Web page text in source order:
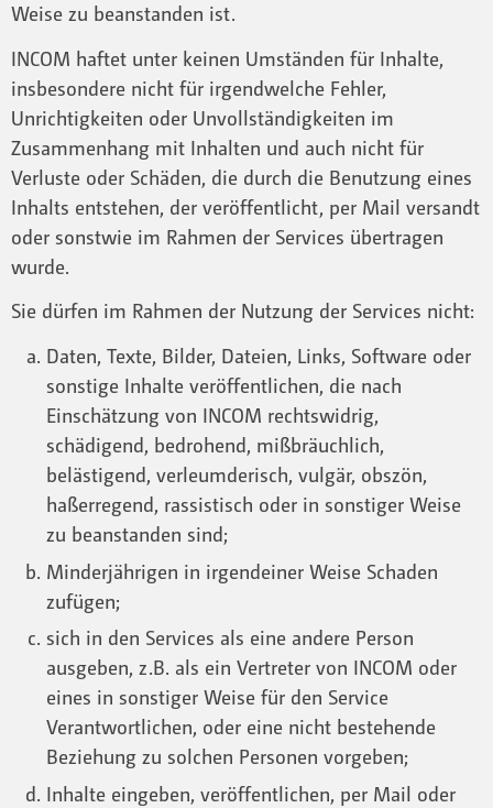
Weise zu beanstanden ist.
INCOM haftet unter keinen Umständen für Inhalte,
insbesondere nicht für irgendwelche Fehler,
Unrichtigkeiten oder Unvollständigkeiten im
Zusammenhang mit Inhalten und auch nicht für
Verluste oder Schäden, die durch die Benutzung eines
Inhalts entstehen, der veröffentlicht, per Mail versandt
oder sonstwie im Rahmen der Services übertragen
wurde.
Sie dürfen im Rahmen der Nutzung der Services nicht:
Daten, Texte, Bilder, Dateien, Links, Software oder
sonstige Inhalte veröffentlichen, die nach
Einschätzung von INCOM rechtswidrig,
schädigend, bedrohend, mißbräuchlich,
belästigend, verleumderisch, vulgär, obszön,
haßerregend, rassistisch oder in sonstiger Weise
zu beanstanden sind;
Minderjährigen in irgendeiner Weise Schaden
zufügen;
sich in den Services als eine andere Person
ausgeben, z.B. als ein Vertreter von INCOM oder
eines in sonstiger Weise für den Service
Verantwortlichen, oder eine nicht bestehende
Beziehung zu solchen Personen vorgeben;
Inhalte eingeben, veröffentlichen, per Mail oder